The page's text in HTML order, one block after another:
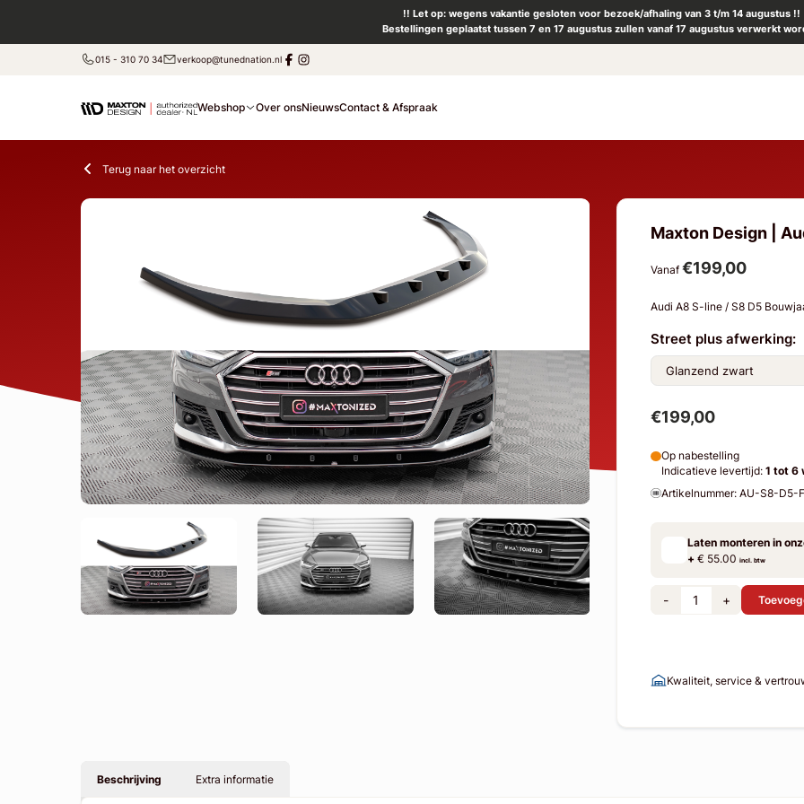
!! Let op: wegens vakantie gesloten voor bezoek/afhaling van 3 t/m 14 augustus !!
Bestellingen geplaatst tussen 7 en 17 augustus zullen vanaf 17 augustus verwerkt
015 - 310 70 34 verkoop@tunednation.nl
Webshop Over onsNieuwsContact & Afspraak
Terug naar het overzicht
Maxton Design |
Vanaf €199,00
Audi A8 S-line / S8 D5
Street plus afwerking:
€199,00
Op nabestelling
Indicatieve levertijd: 1 tot 6
Artikelnummer: AU-S8-D5-
Laten monteren in
+€ 55.00 incl. btw
- +
Kwaliteit, service &
Beschrijving Extra informatie